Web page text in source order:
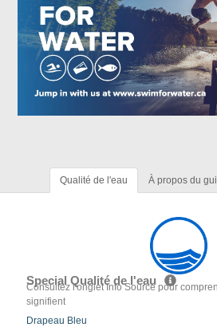
Qualité de l'eau À propos du
Special Qualité de l'eau
Consultez l'onglet Info Source pour
signifient
Drapeau Bleu